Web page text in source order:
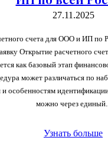
27.11.2025
счета для ООО и ИП по
Открытие расчетного
как базовый этап
может различаться по
и особенностям
можно через единый...
Узнать больше